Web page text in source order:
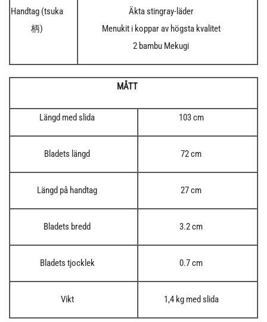
Handtag (tsuka
柄)
Äkta stingray-läder
Menukit i koppar av högsta kvalitet
2 bambu Mekugi
MÅTT
Längd med slida 103 cm
Bladets längd 72 cm
Längd på handtag 27 cm
Bladets bredd 3.2 cm
Bladets tjocklek 0.7 cm
Vikt 1,4 kg med slida